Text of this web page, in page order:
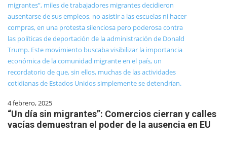
4 febrero, 2025
“Un día sin migrantes”: Comercios cierran y calles
vacías demuestran el poder de la ausencia en EU